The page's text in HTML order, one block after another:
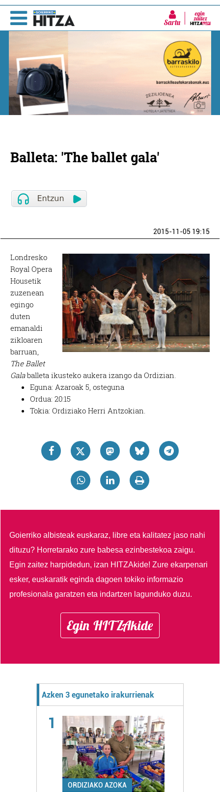
Sartu
Balleta: 'The ballet gala'
2015-11-05 19:15
Londresko
Royal Opera
Housetik
zuzenean
egingo
duten
emanaldi
zikloaren
barruan,
The Ballet
Galaballeta ikusteko aukera izango da Ordizian.
Eguna: Azaroak 5, osteguna
Ordua: 20:15
Tokia: Ordiziako Herri Antzokian.
Goierriko albisteak euskaraz, libre eta kalitatez jaso nahi
dituzu? Horretarako zure babesa ezinbestekoa zaigu.
Egin zaitez harpidedun, izan HITZAkide!Zure ekarpenari
esker, euskaratik eginda dagoen tokiko informazio
profesionala garatzen eta indartzen lagunduko duzu.
Egin HITZAkide
Azken 3 egunetako irakurrienak
1
ORDIZIAKO AZOKA